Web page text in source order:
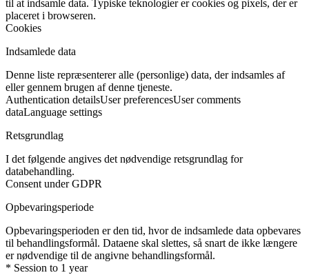
til at indsamle data. Typiske teknologier er cookies og pixels, der er
placeret i browseren.
Cookies
Indsamlede data
Denne liste repræsenterer alle (personlige) data, der indsamles af
eller gennem brugen af denne tjeneste.
Authentication detailsUser preferencesUser comments
dataLanguage settings
Retsgrundlag
I det følgende angives det nødvendige retsgrundlag for
databehandling.
Consent under GDPR
Opbevaringsperiode
Opbevaringsperioden er den tid, hvor de indsamlede data opbevares
til behandlingsformål. Dataene skal slettes, så snart de ikke længere
er nødvendige til de angivne behandlingsformål.
* Session to 1 year